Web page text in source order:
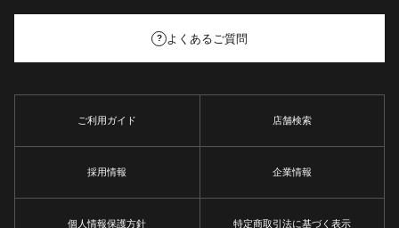
? よくあるご質問
ご利用ガイド 店舗検索
採用情報 企業情報
個人情報保護方針 特定商取引法に基づく表示